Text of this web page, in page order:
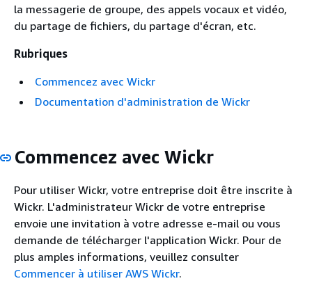
la messagerie de groupe, des appels vocaux et vidéo,
du partage de fichiers, du partage d'écran, etc.
Rubriques
Commencez avec Wickr
Documentation d'administration de Wickr
Commencez avec Wickr
Pour utiliser Wickr, votre entreprise doit être inscrite à
Wickr. L'administrateur Wickr de votre entreprise
envoie une invitation à votre adresse e-mail ou vous
demande de télécharger l'application Wickr. Pour de
plus amples informations, veuillez consulter
Commencer à utiliser AWS Wickr.